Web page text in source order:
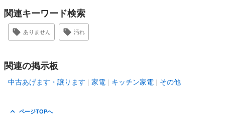
関連キーワード検索
ありません 汚れ
関連の掲示板
中古あげます・譲ります 家電 キッチン家電 その他
ページTOPへ